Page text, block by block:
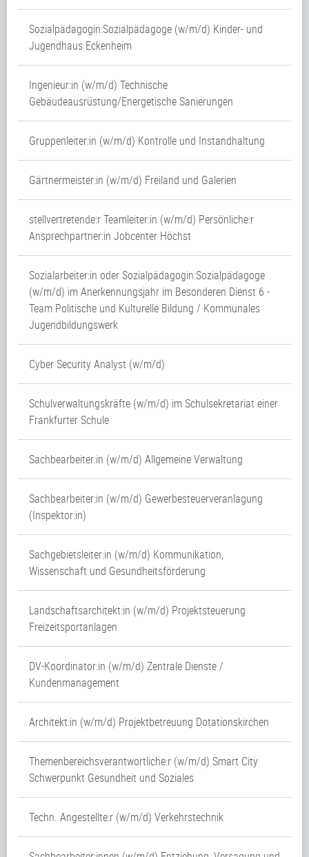
Sozialpädagogin:Sozialpädagoge (w/m/d) Kinder- und
Jugendhaus Eckenheim
Ingenieur:in (w/m/d) Technische
Gebäudeausrüstung/Energetische Sanierungen
Gruppenleiter:in (w/m/d) Kontrolle und Instandhaltung
Gärtnermeister:in (w/m/d) Freiland und Galerien
stellvertretende:r Teamleiter:in (w/m/d) Persönliche:r
Ansprechpartner:in Jobcenter Höchst
Sozialarbeiter:in oder Sozialpädagogin:Sozialpädagoge
(w/m/d) im Anerkennungsjahr im Besonderen Dienst 6 -
Team Politische und Kulturelle Bildung / Kommunales
Jugendbildungswerk
Cyber Security Analyst (w/m/d)
Schulverwaltungskräfte (w/m/d) im Schulsekretariat einer
Frankfurter Schule
Sachbearbeiter:in (w/m/d) Allgemeine Verwaltung
Sachbearbeiter:in (w/m/d) Gewerbesteuerveranlagung
(Inspektor:in)
Sachgebietsleiter:in (w/m/d) Kommunikation,
Wissenschaft und Gesundheitsförderung
Landschaftsarchitekt:in (w/m/d) Projektsteuerung
Freizeitsportanlagen
DV-Koordinator:in (w/m/d) Zentrale Dienste /
Kundenmanagement
Architekt:in (w/m/d) Projektbetreuung Dotationskirchen
Themenbereichsverantwortliche:r (w/m/d) Smart City
Schwerpunkt Gesundheit und Soziales
Techn. Angestellte:r (w/m/d) Verkehrstechnik